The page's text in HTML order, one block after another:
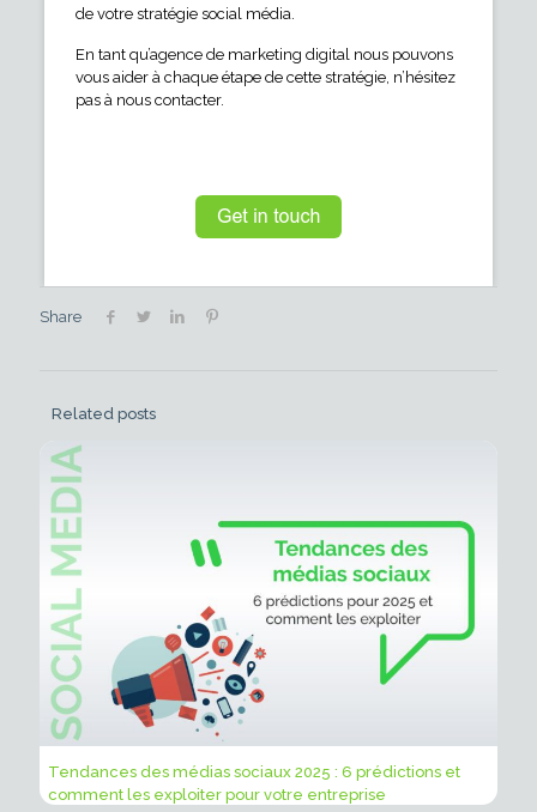
de votre stratégie social média.
En tant qu’agence de marketing digital nous pouvons
vous aider à chaque étape de cette stratégie, n’hésitez
pas à nous contacter.
Share
Related posts
Tendances des médias sociaux 2025 : 6 prédictions et
comment les exploiter pour votre entreprise